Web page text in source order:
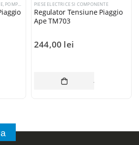
, POMPE ULEI
ÎN COȘ
PIESE ELECTRICE SI COMPONENTE
Regulator Tensiune Piaggio
Ape TM703
244,00 lei
ADAUGĂ ÎN COȘ